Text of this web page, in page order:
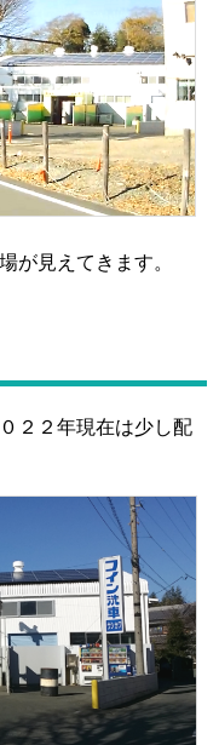
が見えてきます。
２２年現在は少し配